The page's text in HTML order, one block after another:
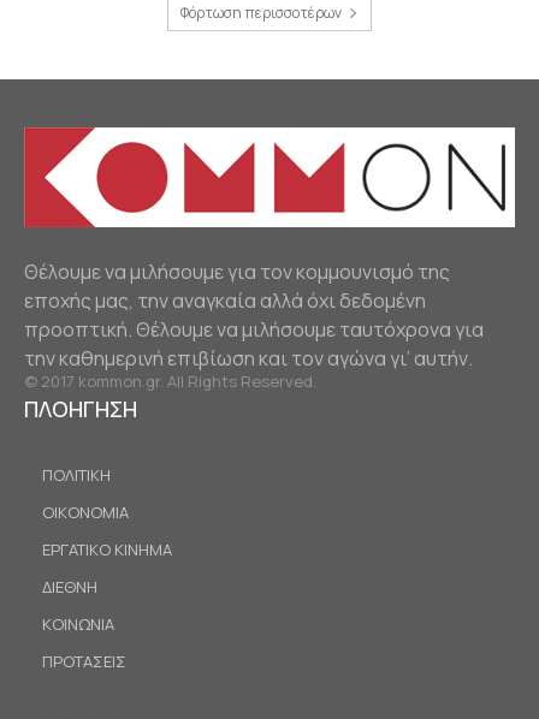
Φόρτωση περισσοτέρων
Θέλουμε να μιλήσουμε για τον κομμουνισμό της
εποχής μας, την αναγκαία αλλά όχι δεδομένη
προοπτική. Θέλουμε να μιλήσουμε ταυτόχρονα για
την καθημερινή επιβίωση και τον αγώνα γι’ αυτήν.
© 2017 kommon.gr. All Rights Reserved.
ΠΛΟΗΓΗΣΗ
ΠΟΛΙΤΙΚΗ
ΟΙΚΟΝΟΜΙΑ
ΕΡΓΑΤΙΚΟ ΚΙΝΗΜΑ
ΔΙΕΘΝΗ
ΚΟΙΝΩΝΙΑ
ΠΡΟΤΑΣΕΙΣ